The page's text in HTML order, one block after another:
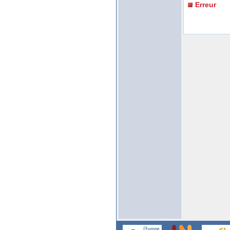
Erreur